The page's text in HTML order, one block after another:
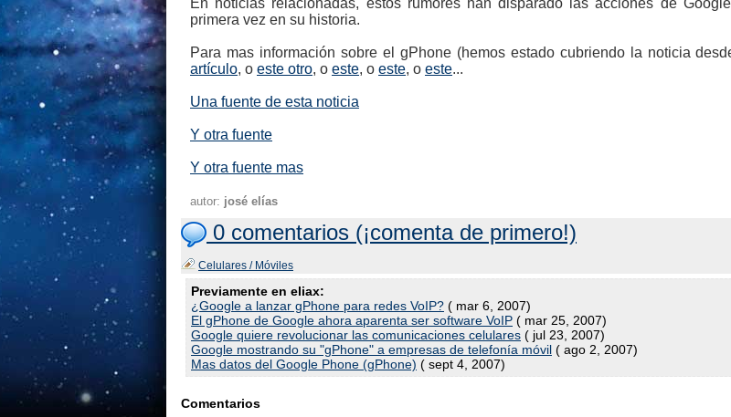
En noticias relacionadas, estos rumores han disparado las acciones de
primera vez en su historia.
Para mas información sobre el gPhone (hemos estado cubriendo la noticia
artículo, o este otro, o este, o este, o este...
Una fuente de esta noticia
Y otra fuente
Y otra fuente mas
autor: josé elías
0 comentarios (¡comenta de primero!)
Celulares / Móviles
Previamente en eliax:
¿Google a lanzar gPhone para redes VoIP? ( mar 6, 2007)
El gPhone de Google ahora aparenta ser software VoIP ( mar 25, 2007)
Google quiere revolucionar las comunicaciones celulares ( jul 23, 2007)
Google mostrando su "gPhone" a empresas de telefonía móvil ( ago 2, 2007)
Mas datos del Google Phone (gPhone) ( sept 4, 2007)
Comentarios